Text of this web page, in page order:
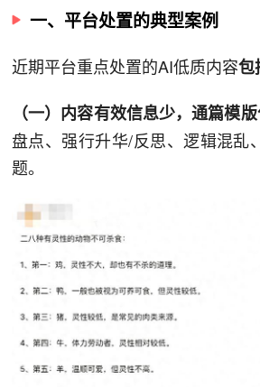
一、平台处置的典型案例
近期平台重点处置的AI低质内容包
（一）内容有效信息少，通篇模
盘点、强行升华/反思、逻辑混乱
题。